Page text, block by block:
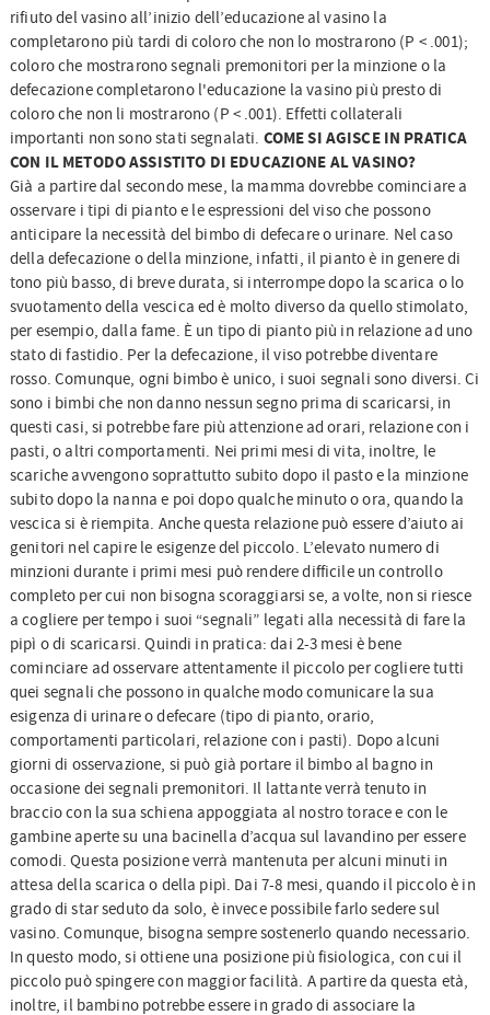
rifiuto del vasino all’inizio dell’educazione al vasino la
completarono più tardi di coloro che non lo mostrarono (P < .001);
coloro che mostrarono segnali premonitori per la minzione o la
defecazione completarono l'educazione la vasino più presto di
coloro che non li mostrarono (P < .001). Effetti collaterali
importanti non sono stati segnalati. COME SI AGISCE IN PRATICA
CON IL METODO ASSISTITO DI EDUCAZIONE AL VASINO?
Già a partire dal secondo mese, la mamma dovrebbe cominciare a
osservare i tipi di pianto e le espressioni del viso che possono
anticipare la necessità del bimbo di defecare o urinare. Nel caso
della defecazione o della minzione, infatti, il pianto è in genere di
tono più basso, di breve durata, si interrompe dopo la scarica o lo
svuotamento della vescica ed è molto diverso da quello stimolato,
per esempio, dalla fame. È un tipo di pianto più in relazione ad uno
stato di fastidio. Per la defecazione, il viso potrebbe diventare
rosso. Comunque, ogni bimbo è unico, i suoi segnali sono diversi. Ci
sono i bimbi che non danno nessun segno prima di scaricarsi, in
questi casi, si potrebbe fare più attenzione ad orari, relazione con i
pasti, o altri comportamenti. Nei primi mesi di vita, inoltre, le
scariche avvengono soprattutto subito dopo il pasto e la minzione
subito dopo la nanna e poi dopo qualche minuto o ora, quando la
vescica si è riempita. Anche questa relazione può essere d’aiuto ai
genitori nel capire le esigenze del piccolo. L’elevato numero di
minzioni durante i primi mesi può rendere difficile un controllo
completo per cui non bisogna scoraggiarsi se, a volte, non si riesce
a cogliere per tempo i suoi “segnali” legati alla necessità di fare la
pipì o di scaricarsi. Quindi in pratica: dai 2-3 mesi è bene
cominciare ad osservare attentamente il piccolo per cogliere tutti
quei segnali che possono in qualche modo comunicare la sua
esigenza di urinare o defecare (tipo di pianto, orario,
comportamenti particolari, relazione con i pasti). Dopo alcuni
giorni di osservazione, si può già portare il bimbo al bagno in
occasione dei segnali premonitori. Il lattante verrà tenuto in
braccio con la sua schiena appoggiata al nostro torace e con le
gambine aperte su una bacinella d’acqua sul lavandino per essere
comodi. Questa posizione verrà mantenuta per alcuni minuti in
attesa della scarica o della pipì. Dai 7-8 mesi, quando il piccolo è in
grado di star seduto da solo, è invece possibile farlo sedere sul
vasino. Comunque, bisogna sempre sostenerlo quando necessario.
In questo modo, si ottiene una posizione più fisiologica, con cui il
piccolo può spingere con maggior facilità. A partire da questa età,
inoltre, il bambino potrebbe essere in grado di associare la